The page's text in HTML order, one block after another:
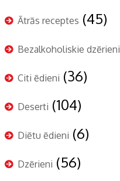
Ātrās receptes (45)
Bezalkoholiskie dzērieni
Citi ēdieni (36)
Deserti (104)
Diētu ēdieni (6)
Dzērieni (56)